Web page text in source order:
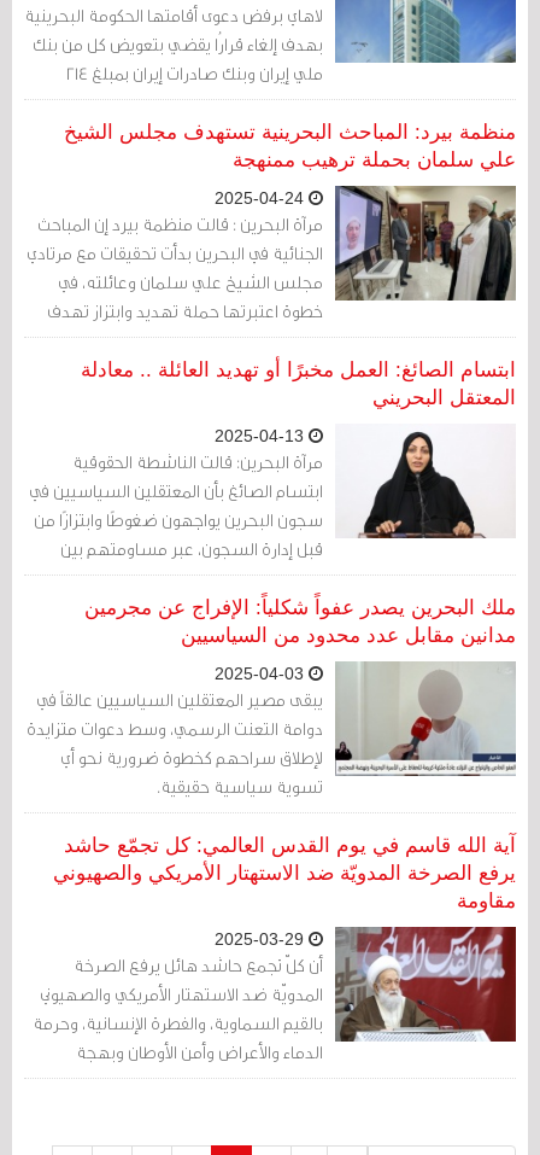
لاهاي برفض دعوى أقامتها الحكومة البحرينية
بهدف إلغاء قرارُا يقضي بتعويض كل من بنك
ملي إيران وبنك صادرات إيران بمبلغ 214
مليون يورو، بصفتهما مالكين لثلثي أسهم
بنك المستقبل البحريني، بحسب ما أوردت
وكالة مهر للأنباء.
منظمة بيرد: المباحث البحرينية تستهدف مجلس الشيخ
علي سلمان بحملة ترهيب ممنهجة
مرآة البحرين : قالت منظمة بيرد إن المباحث
الجنائية في البحرين بدأت تحقيقات مع مرتادي
مجلس الشيخ علي سلمان وعائلته، في
خطوة اعتبرتها حملة تهديد وابتزاز تهدف
لإغلاق المجلس دون قرار رسمي.
ابتسام الصائغ: العمل مخبرًا أو تهديد العائلة .. معادلة
المعتقل البحريني
مرآة البحرين: قالت الناشطة الحقوقية
ابتسام الصائغ بأن المعتقلين السياسيين في
سجون البحرين يواجهون ضغوطًا وابتزازًا من
قبل إدارة السجون، عبر مساومتهم بين
القبول بدور “مخبر” لصالح الشرطة الوقائية
أو التعرض للتهديد باعتقال أقاربهم
وحرمانهم من العلاج والرعاية الصحية.
ملك البحرين يصدر عفواً شكلياً: الإفراج عن مجرمين
مدانين مقابل عدد محدود من السياسيين
يبقى مصير المعتقلين السياسيين عالقاً في
دوامة التعنت الرسمي، وسط دعوات متزايدة
لإطلاق سراحهم كخطوة ضرورية نحو أي
تسوية سياسية حقيقية.
آية الله قاسم في يوم القدس العالمي: كل تجمّع حاشد
يرفع الصرخة المدويّة ضد الاستهتار الأمريكي والصهيوني
مقاومة
أن كلّ تجمع حاشد هائل يرفع الصرخة
المدويّة ضد الاستهتار الأمريكي والصهيوني
بالقيم السماوية، والفطرة الإنسانية، وحرمة
الدماء والأعراض وأمن الأوطان وبهجة
الطفولة؛ مقاومة، وكلّ موقف سلبي صامت